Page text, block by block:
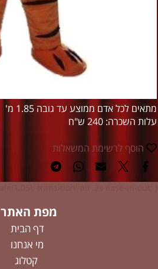
מתאים לכל אדם ממוצע עד גובה 1.85 מ'
עלות השכרה: 240 ש"ח
הוסף לרשימת המשאלות
מפת האתר
דף הבית
מי אנחנו
קטלוג